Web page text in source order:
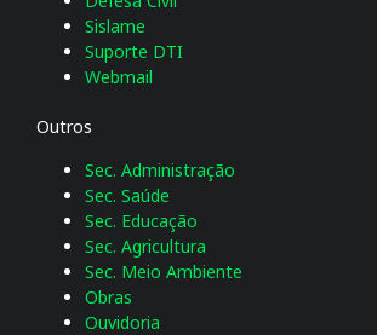
Sislame
Suporte DTI
Webmail
Outros
Sec. Administração
Sec. Saúde
Sec. Educação
Sec. Agricultura
Sec. Meio Ambiente
Obras
Ouvidoria